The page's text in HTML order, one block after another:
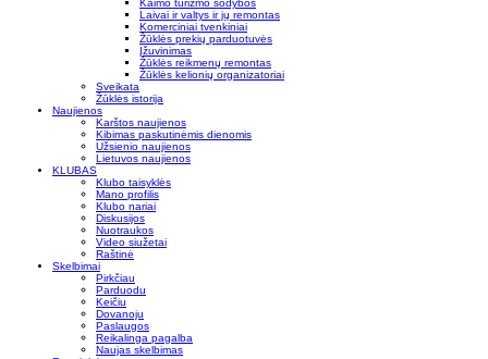
Kaimo turizmo sodybos
Laivai ir valtys ir jų remontas
Komerciniai tvenkiniai
Žūklės prekių parduotuvės
Įžuvinimas
Žūklės reikmenų remontas
Žūklės kelionių organizatoriai
Sveikata
Žūklės istorija
Naujienos
Karštos naujienos
Kibimas paskutinėmis dienomis
Užsienio naujienos
Lietuvos naujienos
KLUBAS
Klubo taisyklės
Mano profilis
Klubo nariai
Diskusijos
Nuotraukos
Video siužetai
Raštinė
Skelbimai
Pirkčiau
Parduodu
Keičiu
Dovanoju
Paslaugos
Reikalinga pagalba
Naujas skelbimas